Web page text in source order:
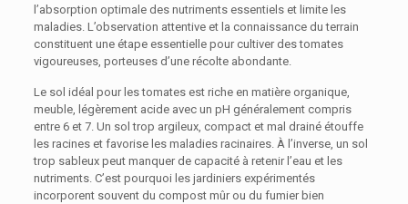
l’absorption optimale des nutriments essentiels et limite les
maladies. L’observation attentive et la connaissance du terrain
constituent une étape essentielle pour cultiver des tomates
vigoureuses, porteuses d’une récolte abondante.
Le sol idéal pour les tomates est riche en matière organique,
meuble, légèrement acide avec un pH généralement compris
entre 6 et 7. Un sol trop argileux, compact et mal drainé étouffe
les racines et favorise les maladies racinaires. À l’inverse, un sol
trop sableux peut manquer de capacité à retenir l’eau et les
nutriments. C’est pourquoi les jardiniers expérimentés
incorporent souvent du compost mûr ou du fumier bien